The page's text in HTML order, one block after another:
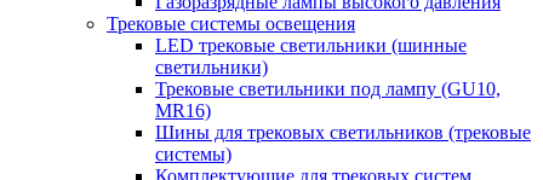
Трековые системы освещения
LED трековые светильники (шинные
светильники)
Трековые светильники под лампу (GU10,
MR16)
Шины для трековых светильников (трековые
системы)
Комплектующие для трековых систем